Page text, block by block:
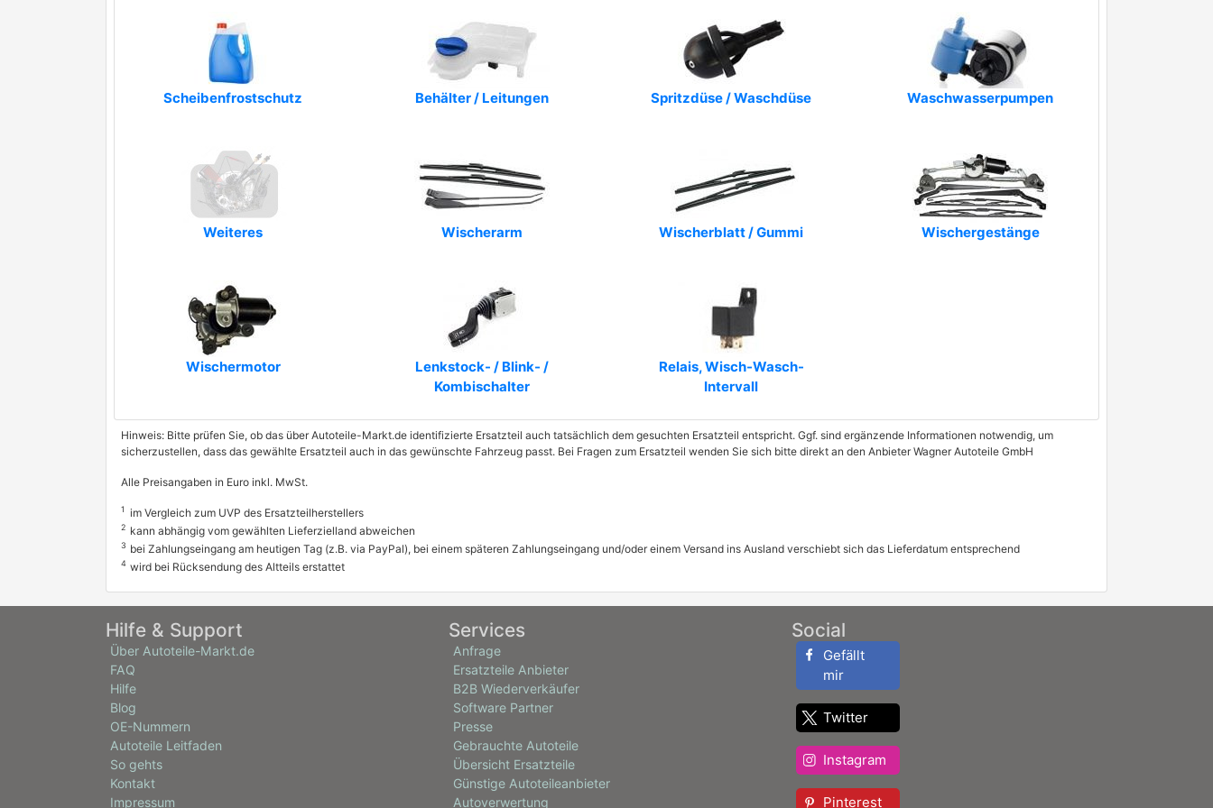
Scheibenfrostschutz Behälter / Leitungen Spritzdüse / Waschdüse Waschwasserpumpen
Weiteres Wischerarm Wischerblatt / Gummi Wischergestänge
Wischermotor
Lenkstock- / Blink- /
Kombischalter
Relais, Wisch-Wasch-
Intervall
Hinweis: Bitte prüfen Sie, ob das über Autoteile-Markt.de identifizierte Ersatzteil auch tatsächlich dem gesuchten Ersatzteil entspricht. Ggf. sind ergänzende Informationen notwendig, um
sicherzustellen, dass das gewählte Ersatzteil auch in das gewünschte Fahrzeug passt. Bei Fragen zum Ersatzteil wenden Sie sich bitte direkt an den Anbieter Wagner Autoteile GmbH
Alle Preisangaben in Euro inkl. MwSt.
1 im Vergleich zum UVP des Ersatzteilherstellers
2 kann abhängig vom gewählten Lieferzielland abweichen
3 bei Zahlungseingang am heutigen Tag (z.B. via PayPal), bei einem späteren Zahlungseingang und/oder einem Versand ins Ausland verschiebt sich das Lieferdatum entsprechend
4 wird bei Rücksendung des Altteils erstattet
Hilfe & Support
Über Autoteile-Markt.de
FAQ
Hilfe
Blog
OE-Nummern
Autoteile Leitfaden
So gehts
Kontakt
Impressum
Services
Anfrage
Ersatzteile Anbieter
B2B Wiederverkäufer
Software Partner
Presse
Gebrauchte Autoteile
Übersicht Ersatzteile
Günstige Autoteileanbieter
Autoverwertung
Social
Gefällt
mir
Twitter
Instagram
Pinterest